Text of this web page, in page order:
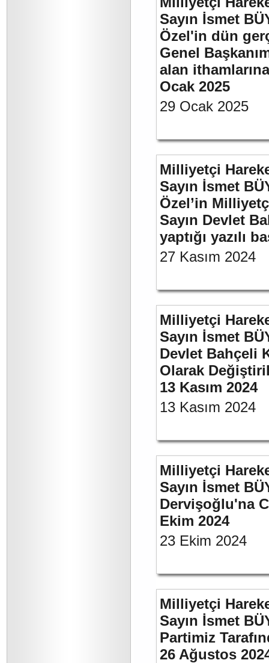
Sayın İsmet
Özel'in dün
Genel
alan ithamlarına
Ocak 2025
29 Ocak 2025
Milliyetçi
Sayın İsmet
Özel’in
Sayın Devlet
yaptığı yazılı
27 Kasım 2024
Milliyetçi
Sayın İsmet
Devlet Bahçeli
Olarak
13 Kasım 2024
13 Kasım 2024
Milliyetçi
Sayın İsmet
Dervişoğlu'na
Ekim 2024
23 Ekim 2024
Milliyetçi
Sayın İsmet
Partimiz
26 Ağustos